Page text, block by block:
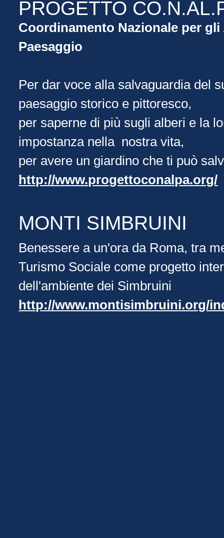
PROGETTO
Coordinamento Nazionale per
Paesaggio
Per dar voce alla salvaguardia del
paesaggio storico e pittoresco,
per saperne di più sugli alberi e la
impostanza nella nostra vita,
per avere un giardino che ti può
http://www.progettoconalpa.org/
MONTI SIMBRUINI
Benessere a un'ora da Roma, tra
Turismo Sociale come progetto
dell'ambiente dei Simbruini
http://www.montisimbruini.org/